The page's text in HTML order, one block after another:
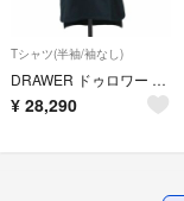
Tシャツ(半袖/袖なし)
DRAWER ドゥロワー Tシャツ ブラック 黒 サイズ:FREE / 天竺 シアー パフスリーブ クルー プルオーバー Tシャツ / 半袖 ショートスリーブ ボリュ―ムスリーブ / トップス カットソー【レディース】【中古】
¥ 28,290